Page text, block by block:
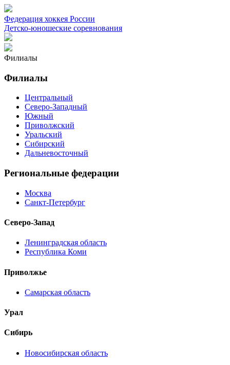
Федерация хоккея России
Детско-юношеские соревнования
Филиалы
Филиалы
Центральный
Северо-Западный
Южный
Приволжский
Уральский
Сибирский
Дальневосточный
Региональные федерации
Москва
Санкт-Петербург
Северо-Запад
Ленинградская область
Республика Коми
Приволжье
Самарская область
Урал
Сибирь
Новосибирская область